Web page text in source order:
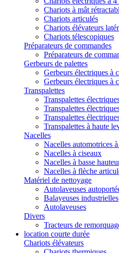
Chariots à mât
Chariots articulés
Chariots élévateurs
Chariots télescopiques
Préparateurs de commandes
Préparateurs de
Gerbeurs de palettes
Gerbeurs électriques à
Gerbeurs électriques à
Transpalettes
Transpalettes
Transpalettes
Transpalettes
Transpalettes à haute
Nacelles
Nacelles automotrices
Nacelles à ciseaux
Nacelles à basse
Nacelles à flèche
Matériel de nettoyage
Autolaveuses
Balayeuses industrielles
Autolaveuses
Divers
Tracteurs de
location courte durée
Chariots élévateurs